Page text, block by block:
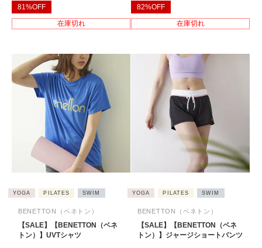
81%OFF
在庫切れ
82%OFF
在庫切れ
YOGA PILATES SWIM
BENETTON（ベネトン）
【SALE】【BENETTON（ベネ
トン）】UVTシャツ
YOGA PILATES SWIM
BENETTON（ベネトン）
【SALE】【BENETTON（ベネ
トン）】ジャージショートパンツ